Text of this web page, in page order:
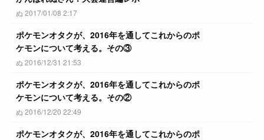
ぬ 2017/01/08 2:17
ポケモンオタクが、2016年を通してこれからのポ
ケモンについて考える。その③
ぬ 2016/12/31 21:53
ポケモンオタクが、2016年を通してこれからのポ
ケモンについて考える。その②
ぬ 2016/12/20 22:49
ポケモンオタクが、2016年を通してこれからのポ